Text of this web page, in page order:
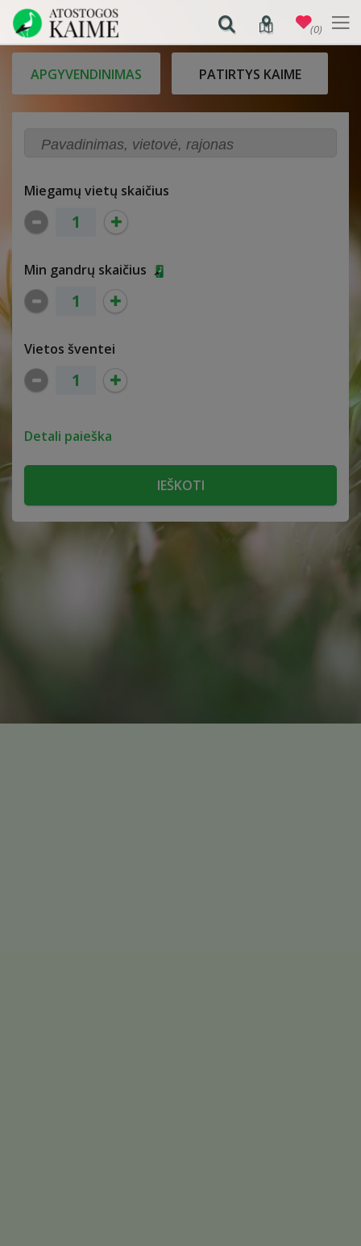
APGYVENDINIMAS PATIRTYS KAIME
Miegamų vietų skaičius
Min gandrų skaičius
Vietos šventei
Detali paieška
(0)